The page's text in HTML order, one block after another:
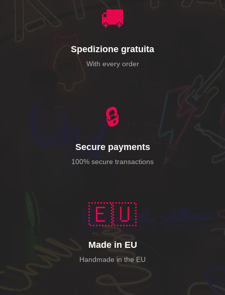
🚚
Spedizione gratuita
With every order
🔒
Secure payments
100% secure transactions
🇪🇺
Made in EU
Handmade in the EU